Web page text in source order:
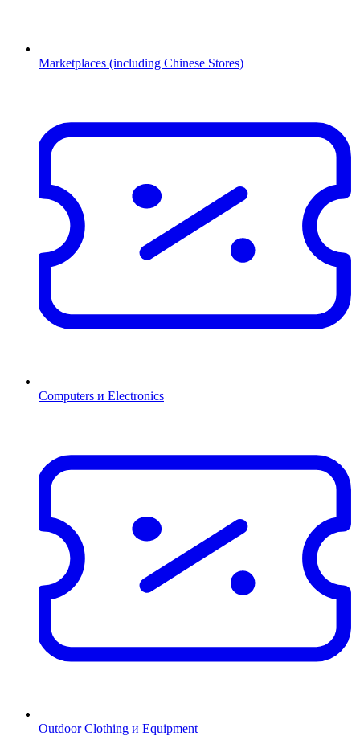
Marketplaces (including Chinese Stores)
Computers и Electronics
Outdoor Clothing и Equipment